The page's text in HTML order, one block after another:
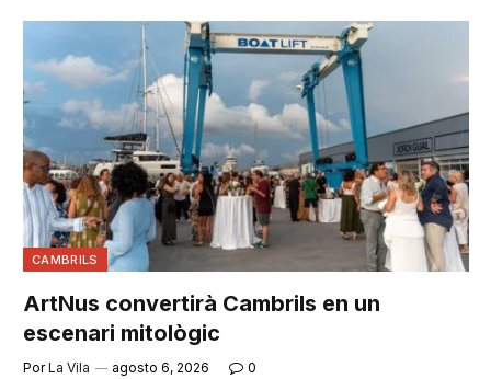
CAMBRILS
ArtNus convertirà Cambrils en un
escenari mitològic
Por La Vila agosto 6, 2026 0